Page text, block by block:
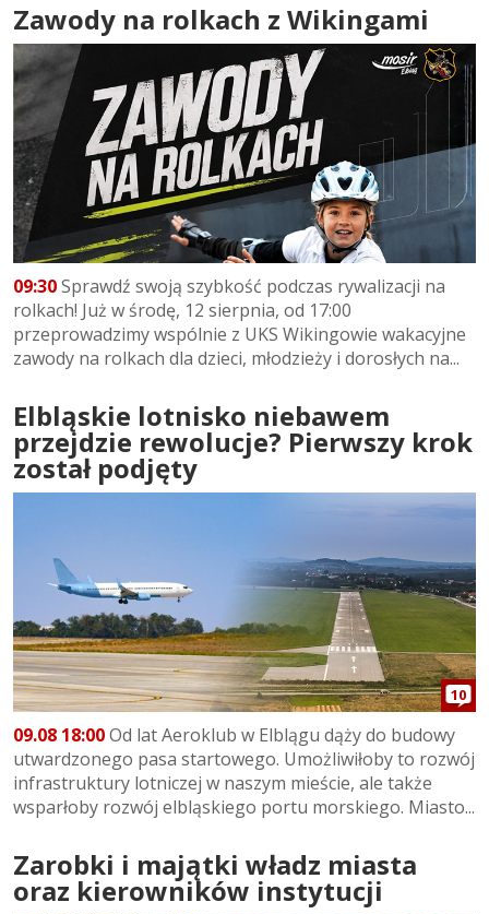
Zawody na rolkach z Wikingami
09:30Sprawdź swoją szybkość podczas rywalizacji na
rolkach! Już w środę, 12 sierpnia, od 17:00
przeprowadzimy wspólnie z UKS Wikingowie wakacyjne
zawody na rolkach dla dzieci, młodzieży i dorosłych na...
Elbląskie lotnisko niebawem
przejdzie rewolucje? Pierwszy krok
został podjęty
10
09.08 18:00Od lat Aeroklub w Elblągu dąży do budowy
utwardzonego pasa startowego. Umożliwiłoby to rozwój
infrastruktury lotniczej w naszym mieście, ale także
wsparłoby rozwój elbląskiego portu morskiego. Miasto...
Zarobki i majątki władz miasta
oraz kierowników instytucji